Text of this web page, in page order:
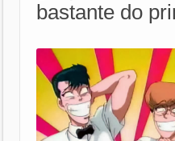
bastante do